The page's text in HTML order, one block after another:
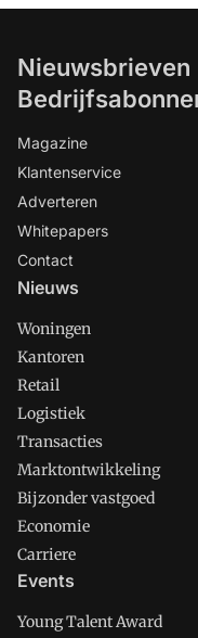
Nieuwsbrieven
Magazine
Klantenservice
Adverteren
Whitepapers
Contact
Nieuws
Woningen
Kantoren
Retail
Logistiek
Transacties
Marktontwikkeling
Bijzonder vastgoed
Economie
Carriere
Events
Young Talent Award